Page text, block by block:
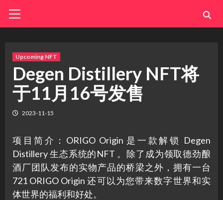
Menu
Upcoming NFT
Degen Distillery NFT将
于11月16号发售
2023-11-15
项目简介：ORIGO Origin 是一款解锁 Degen
Distillery 生态系统的NFT 。除了成为领取德劲酿
酒厂团队发布的实物产品的桥梁之外，拥有一台
721 ORIGO Origin 还可以为您带来数字世界和实
体世界的福利和好处。